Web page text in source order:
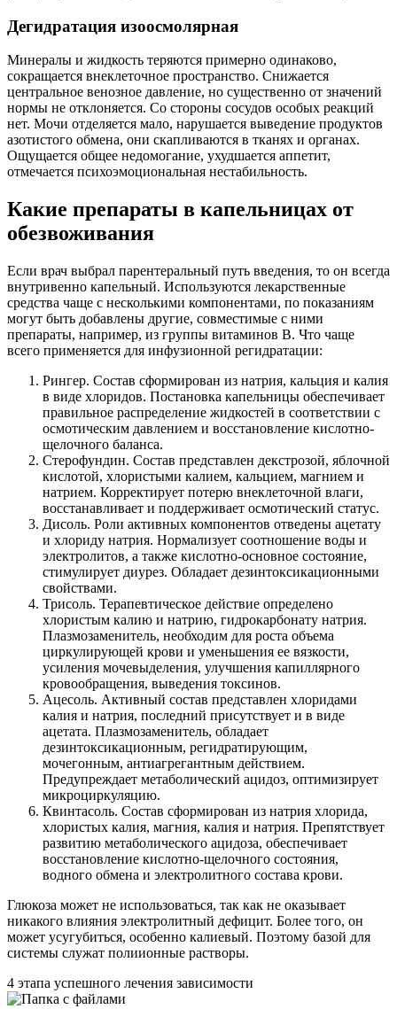
Дегидратация изоосмолярная
Минералы и жидкость теряются примерно одинаково,
сокращается внеклеточное пространство. Снижается
центральное венозное давление, но существенно от значений
нормы не отклоняется. Со стороны сосудов особых реакций
нет. Мочи отделяется мало, нарушается выведение продуктов
азотистого обмена, они скапливаются в тканях и органах.
Ощущается общее недомогание, ухудшается аппетит,
отмечается психоэмоциональная нестабильность.
Какие препараты в капельницах от
обезвоживания
Если врач выбрал парентеральный путь введения, то он всегда
внутривенно капельный. Используются лекарственные
средства чаще с несколькими компонентами, по показаниям
могут быть добавлены другие, совместимые с ними
препараты, например, из группы витаминов B. Что чаще
всего применяется для инфузионной регидратации:
Рингер. Состав сформирован из натрия, кальция и калия
в виде хлоридов. Постановка капельницы обеспечивает
правильное распределение жидкостей в соответствии с
осмотическим давлением и восстановление кислотно-
щелочного баланса.
Стерофундин. Состав представлен декстрозой, яблочной
кислотой, хлористыми калием, кальцием, магнием и
натрием. Корректирует потерю внеклеточной влаги,
восстанавливает и поддерживает осмотический статус.
Дисоль. Роли активных компонентов отведены ацетату
и хлориду натрия. Нормализует соотношение воды и
электролитов, а также кислотно-основное состояние,
стимулирует диурез. Обладает дезинтоксикационными
свойствами.
Трисоль. Терапевтическое действие определено
хлористым калию и натрию, гидрокарбонату натрия.
Плазмозаменитель, необходим для роста объема
циркулирующей крови и уменьшения ее вязкости,
усиления мочевыделения, улучшения капиллярного
кровообращения, выведения токсинов.
Ацесоль. Активный состав представлен хлоридами
калия и натрия, последний присутствует и в виде
ацетата. Плазмозаменитель, обладает
дезинтоксикационным, регидратирующим,
мочегонным, антиагрегантным действием.
Предупреждает метаболический ацидоз, оптимизирует
микроциркуляцию.
Квинтасоль. Состав сформирован из натрия хлорида,
хлористых калия, магния, калия и натрия. Препятствует
развитию метаболического ацидоза, обеспечивает
восстановление кислотно-щелочного состояния,
водного обмена и электролитного состава крови.
Глюкоза может не использоваться, так как не оказывает
никакого влияния электролитный дефицит. Более того, он
может усугубиться, особенно калиевый. Поэтому базой для
системы служат полиионные растворы.
4 этапа успешного лечения зависимости